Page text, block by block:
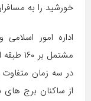
خورشید را به
اداره امور
مشتمل
در سه زمان
از ساکنان برج